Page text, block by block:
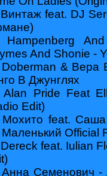
feat. DJ
Hampenberg
And Shonie -
& Вера
В Джунглях
Alan Pride Feat
Edit)
Мохито feat.
Маленький Official
feat. Iulian
Семенович